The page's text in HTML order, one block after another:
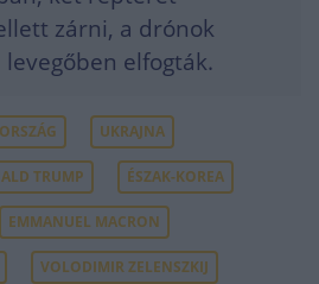
zárni, a drónok
elfogták.
UKRAJNA
TRUMP ÉSZAK-KOREA
EMMANUEL MACRON
VOLODIMIR ZELENSZKIJ